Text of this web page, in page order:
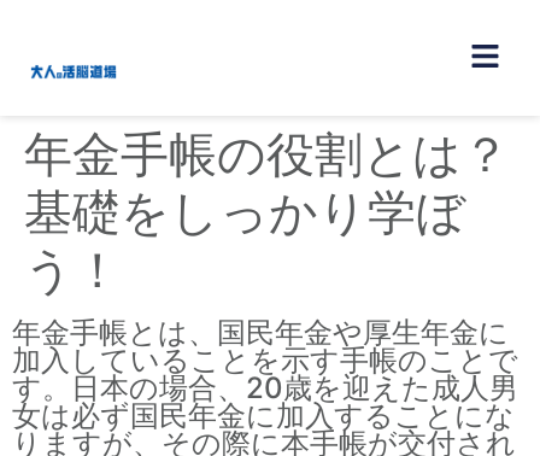
年金手帳の役割とは？
基礎をしっかり学ぼ
う！
年金手帳とは、国民年金や厚生年金に
加入していることを示す手帳のことで
す。日本の場合、20歳を迎えた成人男
女は必ず国民年金に加入することにな
りますが、その際に本手帳が交付され